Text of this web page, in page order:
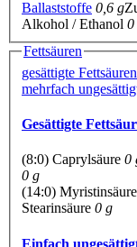
Ballaststoffe 0,6 g
Alkohol / Ethanol 0
Fettsäuren
gesättigte Fettsäuren
mehrfach
Gesättigte
(8:0) Caprylsäure 0
0 g
(14:0) Myristinsäure
Stearinsäure 0 g
Einfach